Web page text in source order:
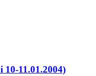
10-11.01.2004)